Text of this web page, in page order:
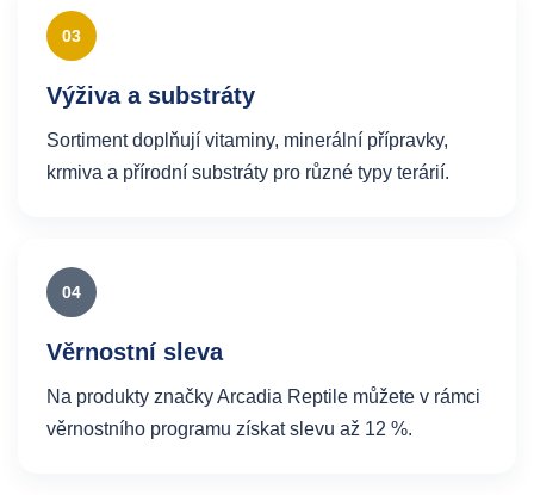
03
Výživa a substráty
Sortiment doplňují vitaminy, minerální přípravky,
krmiva a přírodní substráty pro různé typy terárií.
04
Věrnostní sleva
Na produkty značky Arcadia Reptile můžete v rámci
věrnostního programu získat slevu až 12 %.